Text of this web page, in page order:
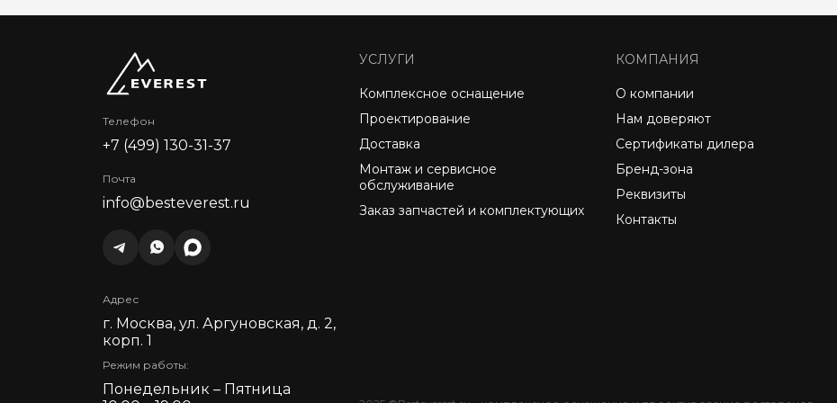
Телефон
+7 (499) 130-31-37
Почта
info@besteverest.ru
Адрес
г. Москва, ул. Аргуновская, д. 2,
корп. 1
Режим работы:
Понедельник – Пятница
УСЛУГИ
Комплексное оснащение
Проектирование
Доставка
Монтаж и сервисное
обслуживание
Заказ запчастей и комплектующих
КОМПАНИЯ
О компании
Нам доверяют
Сертификаты дилера
Бренд-зона
Реквизиты
Контакты